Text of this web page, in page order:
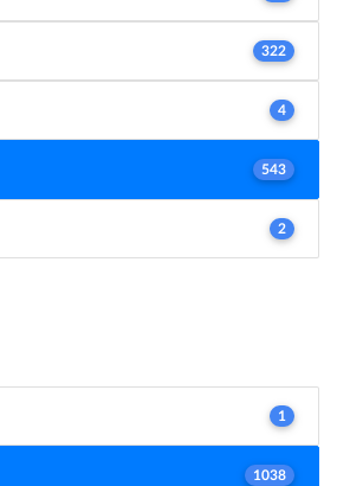
322
4
543
2
1
1038